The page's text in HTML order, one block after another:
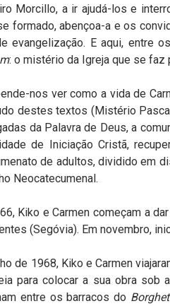
Morcillo, a ir ajudá-los e
formado, abençoa-a e os
evangelização. E aqui, entre
: o mistério da Igreja que se faz
nos ver como a vida de
destes textos (Mistério
da Palavra de Deus, a
de Iniciação Cristã,
de adultos, dividido em
Neocatecumenal.
Kiko e Carmen começam a
(Segóvia). Em novembro,
de 1968, Kiko e Carmen
para colocar a sua obra sob
entre os barracos do